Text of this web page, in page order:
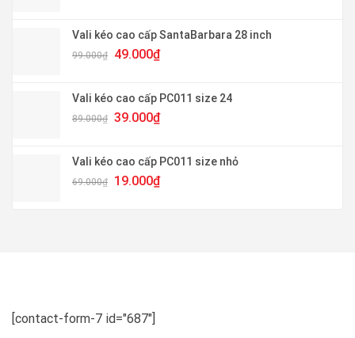
150.000₫.là:
Vali kéo cao cấp SantaBarbara 28 inch
99.000₫
Giá
99.000₫.
49.000₫Giá
là:
49.000₫.
Vali kéo cao cấp PC011 size 24
89.000₫ Giá
89.000₫.
39.000₫Giá
là:
39.000₫.
Vali kéo cao cấp PC011 size nhỏ
69.000₫
Giá
19.000₫Giá
[contact-form-7 id="687"]